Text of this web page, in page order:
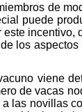
de
puede
los
viene
de vacas
las novillas